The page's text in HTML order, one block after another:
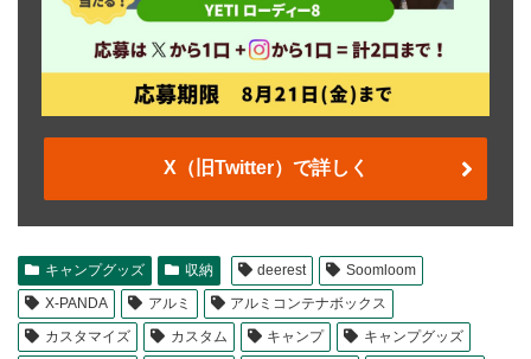
X（旧Twitter）で詳しく
キャンプグッズ 収納 deerest
Soomloom
X-PANDA
アルミ
アルミコンテナボックス
カスタマイズ
カスタム キャンプ
キャンプグッズ